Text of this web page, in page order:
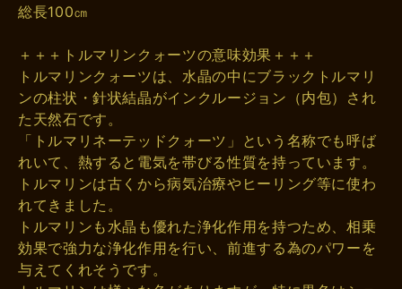
総長100㎝
＋＋＋トルマリンクォーツの意味効果＋＋＋
トルマリンクォーツは、水晶の中にブラックトルマリ
ンの柱状・針状結晶がインクルージョン（内包）され
た天然石です。
「トルマリネーテッドクォーツ」という名称でも呼ば
れいて、熱すると電気を帯びる性質を持っています。
トルマリンは古くから病気治療やヒーリング等に使わ
れてきました。
トルマリンも水晶も優れた浄化作用を持つため、相乗
効果で強力な浄化作用を行い、前進する為のパワーを
与えてくれそうです。